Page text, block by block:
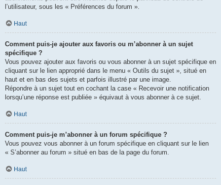
l’utilisateur, sous les « Préférences du forum ».
Haut
Comment puis-je ajouter aux favoris ou m’abonner à un sujet
spécifique ?
Vous pouvez ajouter aux favoris ou vous abonner à un sujet spécifique en
cliquant sur le lien approprié dans le menu « Outils du sujet », situé en
haut et en bas des sujets et parfois illustré par une image.
Répondre à un sujet tout en cochant la case « Recevoir une notification
lorsqu’une réponse est publiée » équivaut à vous abonner à ce sujet.
Haut
Comment puis-je m’abonner à un forum spécifique ?
Vous pouvez vous abonner à un forum spécifique en cliquant sur le lien
« S’abonner au forum » situé en bas de la page du forum.
Haut